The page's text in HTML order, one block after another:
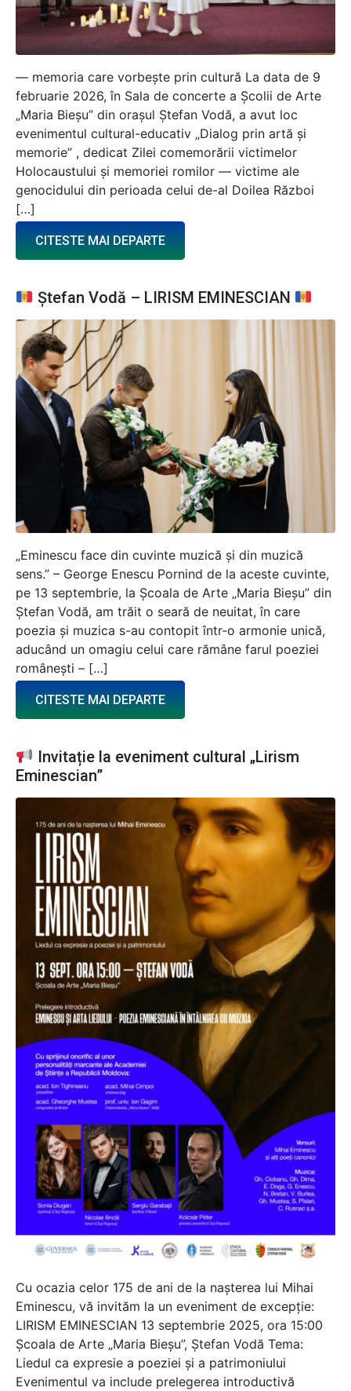
— memoria care vorbește prin cultură La data de 9
februarie 2026, în Sala de concerte a Școlii de Arte
„Maria Bieșu” din orașul Ștefan Vodă, a avut loc
evenimentul cultural-educativ „Dialog prin artă și
memorie” , dedicat Zilei comemorării victimelor
Holocaustului și memoriei romilor — victime ale
genocidului din perioada celui de-al Doilea Război
[…]
CITESTE MAI DEPARTE
Ștefan Vodă – LIRISM EMINESCIAN
„Eminescu face din cuvinte muzică și din muzică
sens.” – George Enescu Pornind de la aceste cuvinte,
pe 13 septembrie, la Școala de Arte „Maria Bieșu” din
Ștefan Vodă, am trăit o seară de neuitat, în care
poezia și muzica s-au contopit într-o armonie unică,
aducând un omagiu celui care rămâne farul poeziei
românești – […]
CITESTE MAI DEPARTE
Invitație la eveniment cultural „Lirism
Eminescian”
Cu ocazia celor 175 de ani de la nașterea lui Mihai
Eminescu, vă invităm la un eveniment de excepție:
LIRISM EMINESCIAN 13 septembrie 2025, ora 15:00
Școala de Arte „Maria Bieșu”, Ștefan Vodă Tema:
Liedul ca expresie a poeziei și a patrimoniului
Evenimentul va include prelegerea introductivă